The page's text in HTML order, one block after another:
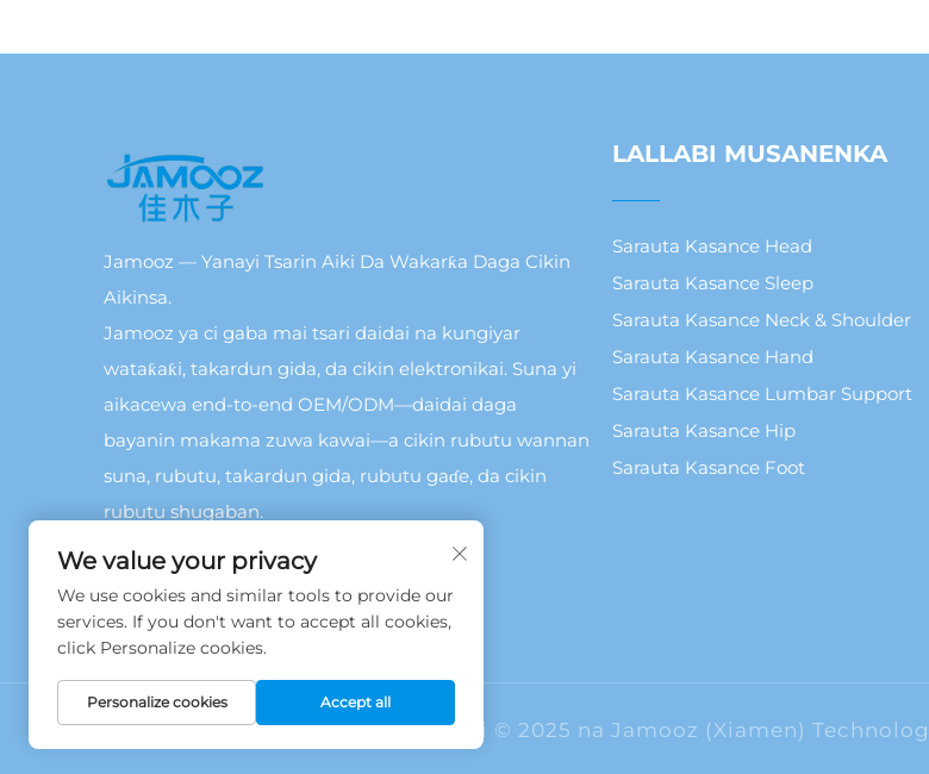
Jamooz — Yanayi Tsarin Aiki Da Wakarƙa Daga Cikin
Aikinsa.
Jamooz ya ci gaba mai tsari daidai na kungiyar
wataƙaƙi, takardun gida, da cikin elektronikai. Suna yi
aikacewa end-to-end OEM/ODM—daidai daga
bayanin makama zuwa kawai—a cikin rubutu wannan
suna, rubutu, takardun gida, rubutu gaɗe, da cikin
rubutu shugaban.
LALLABI MUSANENKA
Sarauta Kasance Head
Sarauta Kasance Sleep
Sarauta Kasance Neck & Shoulder
Sarauta Kasance Hand
Sarauta Kasance Lumbar Support
Sarauta Kasance Hip
Sarauta Kasance Foot
Hakkin daidai © 2025 na Jamooz (Xiamen)
We value your privacy
We use cookies and similar tools to provide our
services. If you don't want to accept all cookies,
click Personalize cookies.
Personalize cookies Accept all